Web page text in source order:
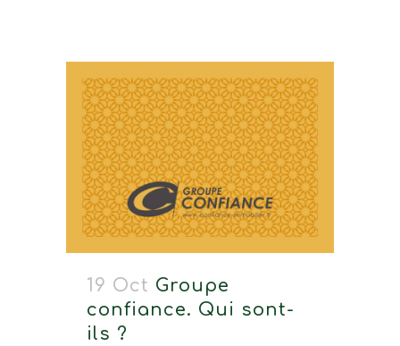
19 Oct Groupe
confiance. Qui sont-
ils ?